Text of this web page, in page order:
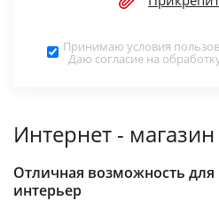
Принимаю условия
Даю согласие на
Интернет - магазин
Отличная возможность для
интерьер